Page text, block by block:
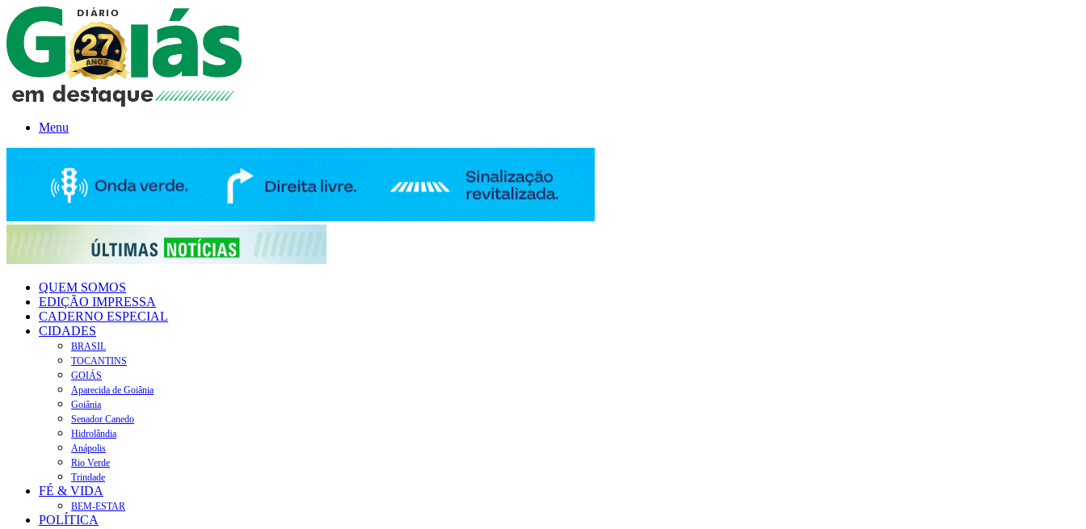
Menu
QUEM SOMOS
EDIÇÃO IMPRESSA
CADERNO ESPECIAL
CIDADES
BRASIL
TOCANTINS
GOIÁS
Aparecida de Goiânia
Goiânia
Senador Canedo
Hidrolândia
Anápolis
Rio Verde
Trindade
FÉ & VIDA
BEM-ESTAR
POLÍTICA